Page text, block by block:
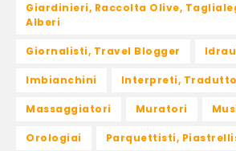
Giardinieri, Raccolta Olive,
Alberi
Giornalisti, Travel Blogger
Imbianchini Interpreti,
Massaggiatori Muratori
Orologiai Parquettisti,